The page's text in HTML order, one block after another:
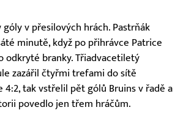
góly v přesilových hrách. Pastrňák
minutě, když po přihrávce Patrice
odkryté branky. Třiadvacetiletý
zazářil čtyřmi trefami do sítě
4:2, tak vstřelil pět gólů Bruins v řadě a
povedlo jen třem hráčům.